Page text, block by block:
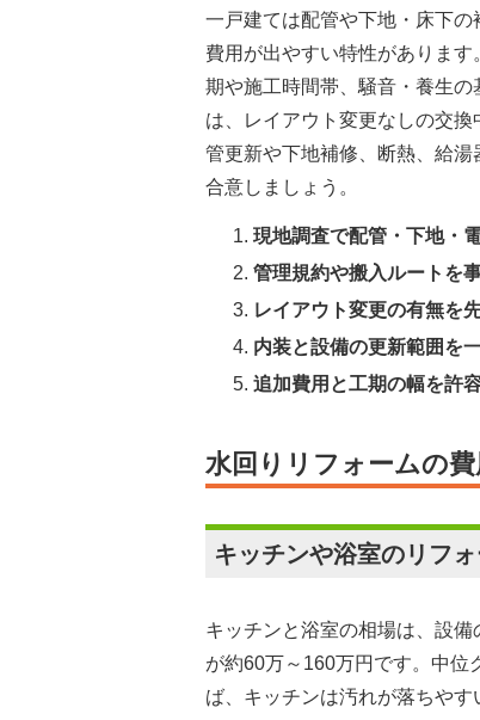
一戸建ては配管や下地・床下
費用が出やすい特性がありま
期や施工時間帯、騒音・養生の
は、レイアウト変更なしの交
管更新や下地補修、断熱、給湯
合意しましょう。
現地調査で配管・下地・
管理規約や搬入ルートを
レイアウト変更の有無を
内装と設備の更新範囲を
追加費用と工期の幅を許
水回りリフォームの
キッチンや浴室のリフ
キッチンと浴室の相場は、設
が約60万～160万円です。中位
ば、キッチンは汚れが落ちや